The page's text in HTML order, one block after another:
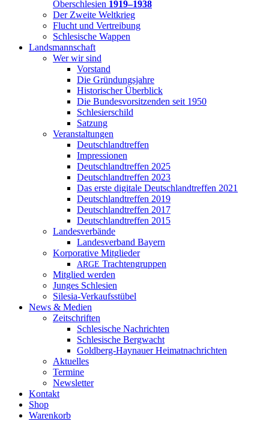
Oberschlesien 1919–1938
Der Zweite Weltkrieg
Flucht und Vertreibung
Schlesische Wappen
Landsmannschaft
Wer wir sind
Vorstand
Die Gründungsjahre
Historischer Überblick
Die Bundesvorsitzenden seit 1950
Schlesierschild
Satzung
Veranstaltungen
Deutschlandtreffen
Impressionen
Deutschlandtreffen 2025
Deutschlandtreffen 2023
Das erste digitale Deutschlandtreffen 2021
Deutschlandtreffen 2019
Deutschlandtreffen 2017
Deutschlandtreffen 2015
Landesverbände
Landesverband Bayern
Korporative Mitglieder
ARGE Trachtengruppen
Mitglied werden
Junges Schlesien
Silesia-Verkaufsstübel
News & Medien
Zeitschriften
Schlesische Nachrichten
Schlesische Bergwacht
Goldberg-Haynauer Heimatnachrichten
Aktuelles
Termine
Newsletter
Kontakt
Shop
Warenkorb